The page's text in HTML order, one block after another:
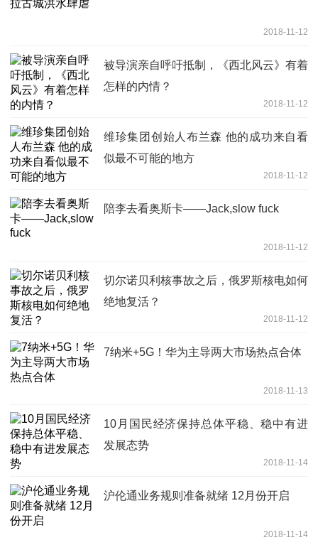
2018-11-12
被导演亲自呼吁抵制，《西北风云》有着
怎样的内情？
2018-11-12
维珍集团创始人布兰森 他的成功来自看
似最不可能的地方
2018-11-12
陪李去看奥斯卡——Jack,slow fuck
2018-11-12
切尔诺贝利核事故之后，俄罗斯核电如何
绝地复活？
2018-11-12
7纳米+5G！华为主导两大市场热点合体
2018-11-13
10月国民经济保持总体平稳、稳中有进
发展态势
2018-11-14
沪伦通业务规则准备就绪 12月份开启
2018-11-14